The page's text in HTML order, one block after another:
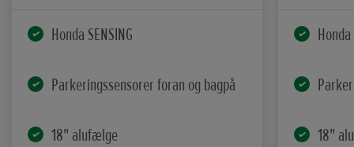
Honda SENSING
Parkeringssensorer foran og bagpå
18" alufælge
Honda
18"